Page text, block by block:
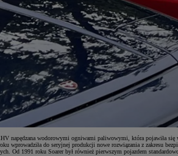
napędzana wodorowymi ogniwami paliwowymi, która pojawiła
wprowadziła do seryjnej produkcji nowe rozwiązania z zakresu
Od 1991 roku Soarer był również pierwszym pojazdem